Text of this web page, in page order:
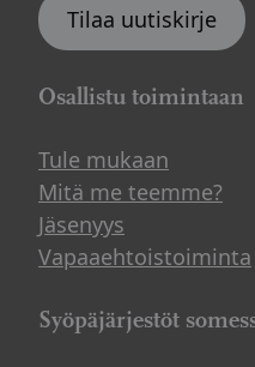
Tilaa uutiskirje
Osallistu toimintaan
Tule mukaan
Mitä me teemme?
Jäsenyys
Vapaaehtoistoiminta
Syöpäjärjestöt